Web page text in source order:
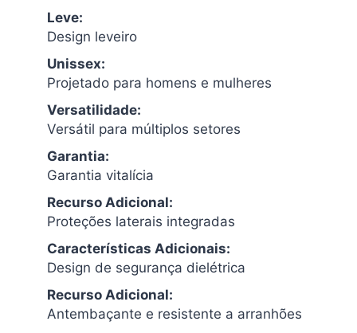
Leve:
Design leveiro
Unissex:
Projetado para homens e mulheres
Versatilidade:
Versátil para múltiplos setores
Garantia:
Garantia vitalícia
Recurso Adicional:
Proteções laterais integradas
Características Adicionais:
Design de segurança dielétrica
Recurso Adicional:
Antembaçante e resistente a arranhões